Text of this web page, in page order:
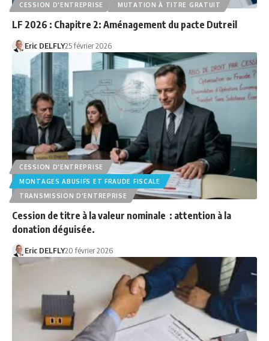
CESSION D'ENTREPRISE MUTATION À TITRE GRATUIT
LF 2026 : Chapitre 2: Aménagement du pacte Dutreil
Eric DELFLY25 février 2026
CESSION D'ENTREPRISE
MONTAGES ABUSIFS ET FRAUDE FISCALE
TRANSMISSION D'ENTREPRISE
Cession de titre à la valeur nominale : attention à la
donation déguisée.
Eric DELFLY20 février 2026